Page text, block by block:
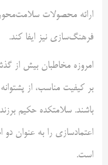
ارائه محصولات
فرهنگ‌سازی نیز ایفا کند.
امروزه مخاطبان بیش از
بر کیفیت مناسب، از
باشند. سلامتکده حکیم
اعتمادسازی را به عنوان
است.